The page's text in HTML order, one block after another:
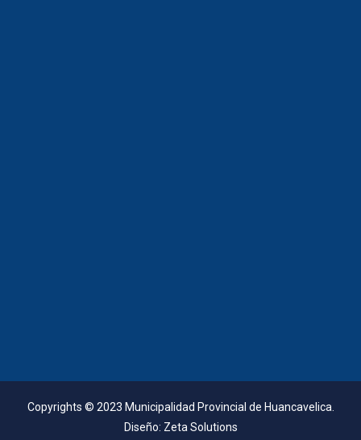
Copyrights © 2023 Municipalidad Provincial de Huancavelica.
Diseño: Zeta Solutions